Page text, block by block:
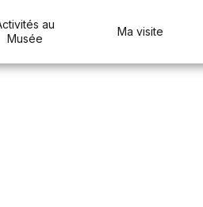
au
Musée
Ma visite